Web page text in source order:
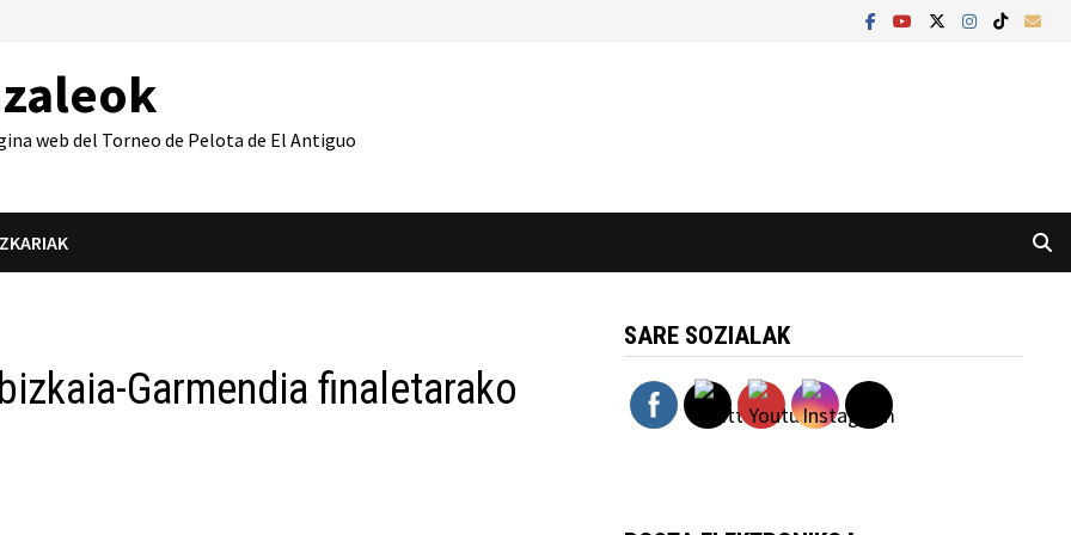
web del Torneo de Pelota de El Antiguo
Garmendia finaletarako
SARE SOZIALAK